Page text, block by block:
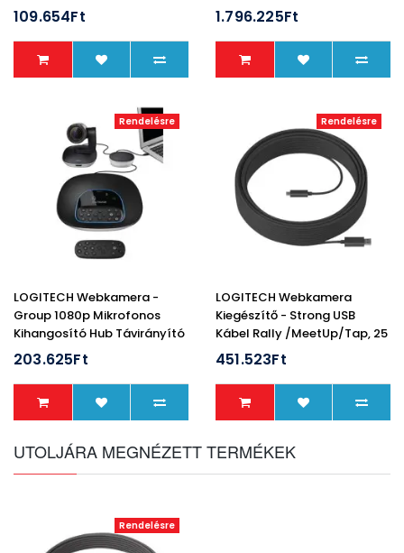
109.654Ft 1.796.225Ft
Rendelésre
LOGITECH Webkamera -
Group 1080p Mikrofonos
Kihangosító Hub Távirányító
Fali/Asztali Rögzítő
203.625Ft
Rendelésre
LOGITECH Webkamera
Kiegészítő - Strong USB
Kábel Rally /MeetUp/Tap, 25
M
451.523Ft
UTOLJÁRA MEGNÉZETT TERMÉKEK
Rendelésre